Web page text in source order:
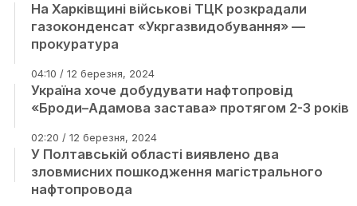
На Харківщині військові ТЦК розкрадали
газоконденсат «Укргазвидобування» —
прокуратура
04:10 / 12 березня, 2024
Україна хоче добудувати нафтопровід
«Броди–Адамова застава» протягом 2-3 років
02:20 / 12 березня, 2024
У Полтавській області виявлено два
зловмисних пошкодження магістрального
нафтопровода